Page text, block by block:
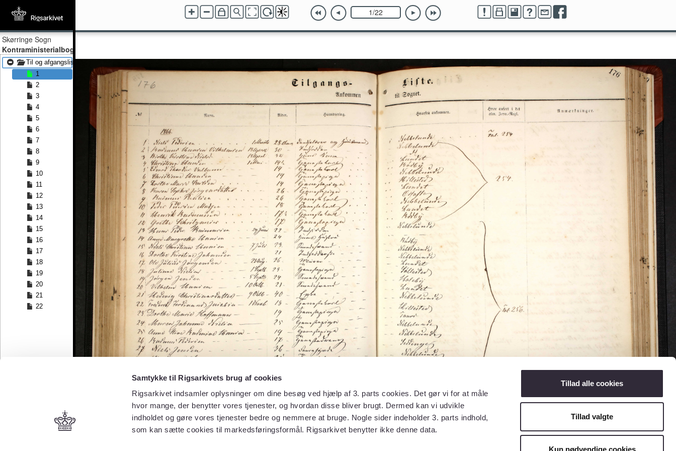
Samtykke til Rigsarkivets brug af cookies
Rigsarkivet indsamler oplysninger om dine besøg ved hjælp af 3. parts cookies. Det gør vi for at måle
hvor mange, der benytter vores tjenester, og hvordan disse bliver brugt. Dermed kan vi udvikle
indholdet og gøre vores tjenester bedre og nemmere at bruge. Nogle sider indeholder 3. parts indhold,
som kan sætte cookies til markedsføringsformål. Rigsarkivet benytter ikke denne data.
Tillad alle cookies
Tillad valgte
Kun nødvendige cookies
Skørringe Sogn
Kontraministerialbog
Til og afgangslister 1866 - Til og afgangslister 1875
1
2
3
4
5
6
7
8
9
10
11
12
13
14
15
16
17
18
19
20
21
22